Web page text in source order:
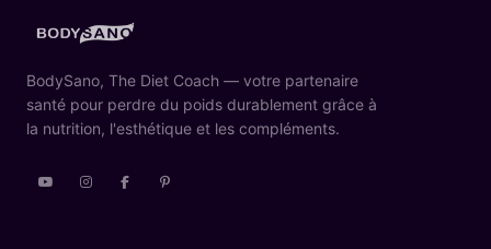
BodySano, The Diet Coach — votre partenaire
santé pour perdre du poids durablement grâce à
la nutrition, l'esthétique et les compléments.